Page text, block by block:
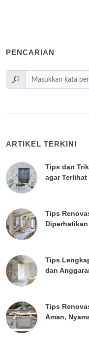
PENCARIAN
ARTIKEL TERKINI
Tips dan
agar
Tips
Tips
dan
Tips
Aman,